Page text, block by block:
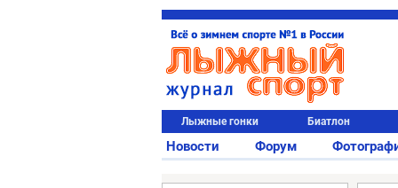
Лыжные гонки Биатлон
Новости Форум